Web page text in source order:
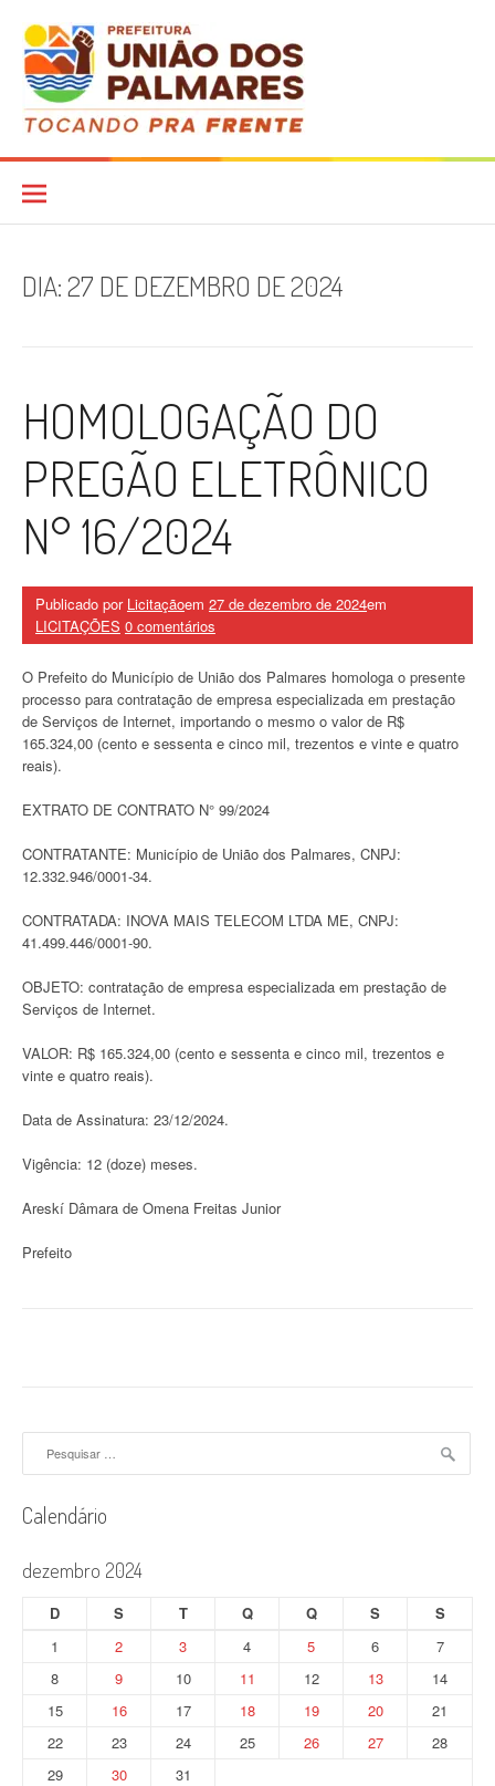
para
conteúdo
Diário Oficial
DIA:27 DE DEZEMBRO DE 2024
HOMOLOGAÇÃO DO
PREGÃO ELETRÔNICO
N° 16/2024
Publicado por Licitaçãoem 27 de dezembro de 2024em
LICITAÇÕES 0 comentários
O Prefeito do Município de União dos Palmares homologa o presente
processo para contratação de empresa especializada em prestação
de Serviços de Internet, importando o mesmo o valor de R$
165.324,00 (cento e sessenta e cinco mil, trezentos e vinte e quatro
reais).
EXTRATO DE CONTRATO N° 99/2024
CONTRATANTE: Município de União dos Palmares, CNPJ:
12.332.946/0001-34.
CONTRATADA: INOVA MAIS TELECOM LTDA ME, CNPJ:
41.499.446/0001-90.
OBJETO: contratação de empresa especializada em prestação de
Serviços de Internet.
VALOR: R$ 165.324,00 (cento e sessenta e cinco mil, trezentos e
vinte e quatro reais).
Data de Assinatura: 23/12/2024.
Vigência: 12 (doze) meses.
Areskí Dâmara de Omena Freitas Junior
Prefeito
Calendário
dezembro 2024
D S T Q Q S
S
1
2 3 4 5 6
7
8
9 10 11 12 13
14
15
16 17 18 19 20
21
22
23 24 25 26 27
28
29
30 31